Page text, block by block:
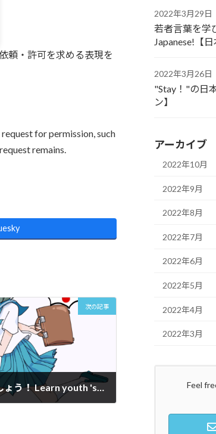
頼・許可を求める表現を
for permission, such
remains.
次の記事
若者言葉を学びましょう！ Learn youth 's Japanese!【日本語レッスン】
2022年3月29日
若者言葉を学
Japanese!【
2022年3月26日
"Stay！"の日
ン】
アーカイブ
2022年10月
2022年9月
2022年8月
2022年7月
2022年6月
2022年5月
2022年4月
2022年3月
Feel